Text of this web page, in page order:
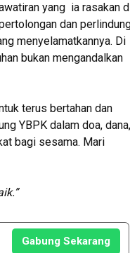
yang ia rasakan
dan
menyelamatkannya. Di
bukan mengandalkan
terus bertahan dan
YBPK dalam doa, dana,
bagi sesama. Mari
Gabung Sekarang